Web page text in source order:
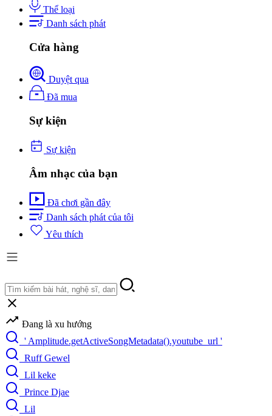
Thể loại
Danh sách phát
Cửa hàng
Duyệt qua
Đã mua
Sự kiện
Sự kiện
Âm nhạc của bạn
Đã chơi gần đây
Danh sách phát của tôi
Yêu thích
Đang là xu hướng
' Amplitude.getActiveSongMetadata().youtube_url '
Ruff Gewel
Lil keke
Prince Djae
Lil